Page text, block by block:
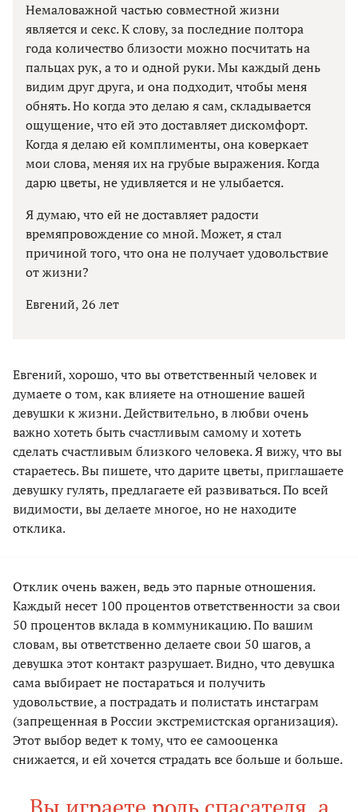
Немаловажной частью совместной жизни
является и секс. К слову, за последние полтора
года количество близости можно посчитать на
пальцах рук, а то и одной руки. Мы каждый день
видим друг друга, и она подходит, чтобы меня
обнять. Но когда это делаю я сам, складывается
ощущение, что ей это доставляет дискомфорт.
Когда я делаю ей комплименты, она коверкает
мои слова, меняя их на грубые выражения. Когда
дарю цветы, не удивляется и не улыбается.
Я думаю, что ей не доставляет радости
времяпровождение со мной. Может, я стал
причиной того, что она не получает удовольствие
от жизни?
Евгений, 26 лет
Евгений, хорошо, что вы ответственный человек и
думаете о том, как влияете на отношение вашей
девушки к жизни. Действительно, в любви очень
важно хотеть быть счастливым самому и хотеть
сделать счастливым близкого человека. Я вижу, что вы
стараетесь. Вы пишете, что дарите цветы, приглашаете
девушку гулять, предлагаете ей развиваться. По всей
видимости, вы делаете многое, но не находите
отклика.
Отклик очень важен, ведь это парные отношения.
Каждый несет 100 процентов ответственности за свои
50 процентов вклада в коммуникацию. По вашим
словам, вы ответственно делаете свои 50 шагов, а
девушка этот контакт разрушает. Видно, что девушка
сама выбирает не постараться и получить
удовольствие, а пострадать и полистать инстаграм
(запрещенная в России экстремистская организация).
Этот выбор ведет к тому, что ее самооценка
снижается, и ей хочется страдать все больше и больше.